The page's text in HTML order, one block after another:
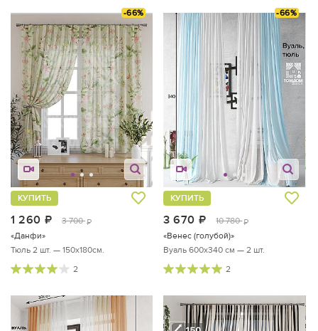
-66%
1 260 руб.
3 700 руб.
КУПИТЬ
«Данфи»
Тюль 2 шт. — 150х180см.
2
-66%
3 670 руб.
10 780 руб.
КУПИТЬ
«Венес (голубой)»
Вуаль 600х340 см — 2 шт.
2